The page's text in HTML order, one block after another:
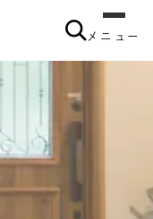
メニュー
メニュー